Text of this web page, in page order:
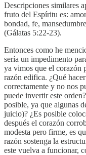
Descripciones similares
fruto del Espíritu es:
bondad, fe,
(Gálatas 5:22-23).
Entonces como he
sería un impedimento
ya vimos que el corazón
razón edifica. ¿Qué
correctamente y no nos
puede invertir este
posible, ya que algunas
juicio)? ¿Es posible
después el corazón
modesta pero firme, es
razón sostenga la
este vuelva a funcionar,